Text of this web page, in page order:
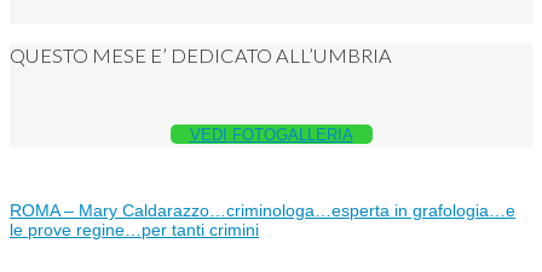
QUESTO MESE E’ DEDICATO ALL’UMBRIA
VEDI FOTOGALLERIA
ROMA – Mary Caldarazzo…criminologa…esperta in grafologia…e
le prove regine…per tanti crimini